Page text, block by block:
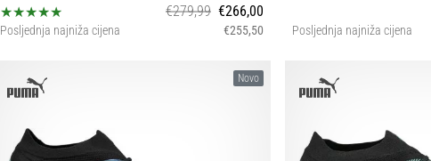
€279,99 €266,00
Posljednja najniža cijena €255,50
39 40½ 41 42 42½ 43 44 44½ 45 45½ 46
Posljednja najniža cijena
Novo